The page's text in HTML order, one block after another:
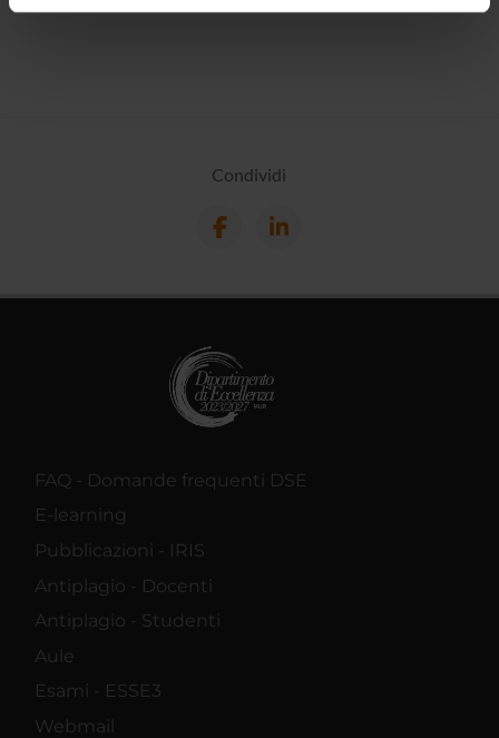
Condividi
FAQ - Domande frequenti DSE
E-learning
Pubblicazioni - IRIS
Antiplagio - Docenti
Antiplagio - Studenti
Aule
Esami - ESSE3
Webmail